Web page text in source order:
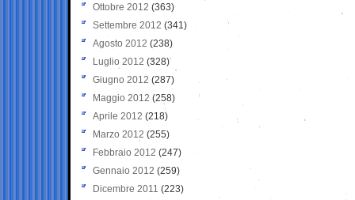
Ottobre 2012 (363)
Settembre 2012 (341)
Agosto 2012 (238)
Luglio 2012 (328)
Giugno 2012 (287)
Maggio 2012 (258)
Aprile 2012 (218)
Marzo 2012 (255)
Febbraio 2012 (247)
Gennaio 2012 (259)
Dicembre 2011 (223)